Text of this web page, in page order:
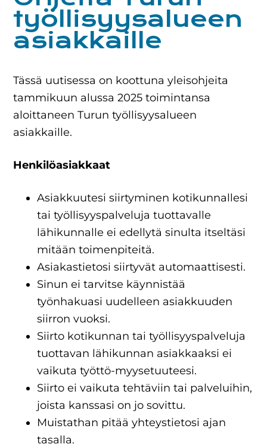
työllisyysalueen
asiakkaille
Tässä uutisessa on koottuna yleisohjeita
tammikuun alussa 2025 toimintansa
aloittaneen Turun työllisyysalueen
asiakkaille.
Henkilöasiakkaat
Asiakkuutesi siirtyminen kotikunnallesi
tai työllisyyspalveluja tuottavalle
lähikunnalle ei edellytä sinulta itseltäsi
mitään toimenpiteitä.
Asiakastietosi siirtyvät automaattisesti.
Sinun ei tarvitse käynnistää
työnhakuasi uudelleen asiakkuuden
siirron vuoksi.
Siirto kotikunnan tai työllisyyspalveluja
tuottavan lähikunnan asiakkaaksi ei
vaikuta työttö-myysetuuteesi.
Siirto ei vaikuta tehtäviin tai palveluihin,
joista kanssasi on jo sovittu.
Muistathan pitää yhteystietosi ajan
tasalla.